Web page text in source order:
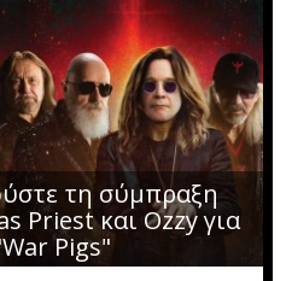
τη σύμπραξη
Priest και Ozzy για
Pigs"